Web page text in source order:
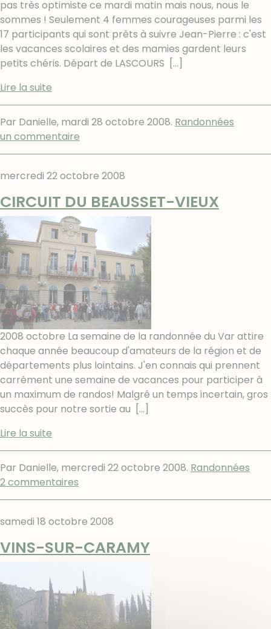
pas très optimiste ce mardi matin mais nous, nous le
sommes ! Seulement 4 femmes courageuses parmi les
17 participants qui sont prêts à suivre Jean-Pierre : c'est
les vacances scolaires et des mamies gardent leurs
petits chéris. Départ de LASCOURS
[…]
Lire la suite
Par Danielle, mardi 28 octobre 2008. Randonnées
un commentaire
mercredi 22 octobre 2008
CIRCUIT DU BEAUSSET-VIEUX
2008 octobre La semaine de la randonnée du Var attire
chaque année beaucoup d'amateurs de la région et de
départements plus lointains. J'en connais qui prennent
carrément une semaine de vacances pour participer à
un maximum de randos! Malgré un temps incertain, gros
succès pour notre sortie au
[…]
Lire la suite
Par Danielle, mercredi 22 octobre 2008. Randonnées
2 commentaires
samedi 18 octobre 2008
VINS-SUR-CARAMY